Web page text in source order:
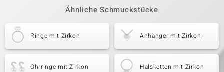
Ähnliche Schmuckstücke
Ringe mit Zirkon Anhänger mit Zirkon
Ohrringe mit Zirkon Halsketten mit Zirkon